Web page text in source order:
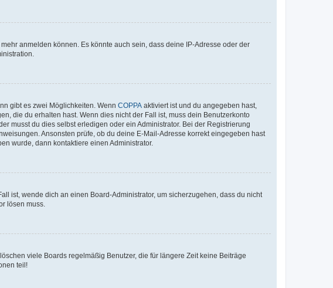
anmelden können. Es könnte auch sein, dass deine IP-Adresse oder der
gibt es zwei Möglichkeiten. Wenn COPPA aktiviert ist und du angegeben hast,
die du erhalten hast. Wenn dies nicht der Fall ist, muss dein Benutzerkonto
musst du dies selbst erledigen oder ein Administrator. Bei der Registrierung
Ansonsten prüfe, ob du deine E-Mail-Adresse korrekt eingegeben hast
wurde, dann kontaktiere einen Administrator.
ist, wende dich an einen Board-Administrator, um sicherzugehen, dass du nicht
lösen muss.
viele Boards regelmäßig Benutzer, die für längere Zeit keine Beiträge
teil!